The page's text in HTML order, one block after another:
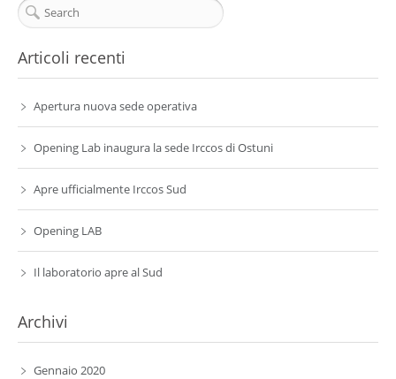
Articoli recenti
Apertura nuova sede operativa
Opening Lab inaugura la sede Irccos di Ostuni
Apre ufficialmente Irccos Sud
Opening LAB
Il laboratorio apre al Sud
Archivi
Gennaio 2020